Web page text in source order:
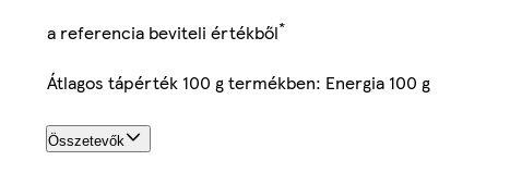
a referencia beviteli értékből*
Átlagos tápérték 100 g termékben: Energia 100 g
Összetevők